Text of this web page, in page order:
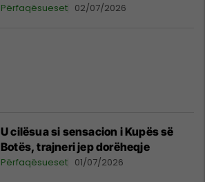
detaje të reja
Përfaqësueset 02/07/2026
U cilësua si sensacion i Kupës së
Botës, trajneri jep dorëheqje
Përfaqësueset 01/07/2026